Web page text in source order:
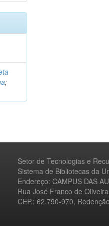
;
Setor de Tecnologias e
Sistema de Bibliotecas da
Endereço: CAMPUS DAS
Rua José Franco de
CEP.: 62.790-970,